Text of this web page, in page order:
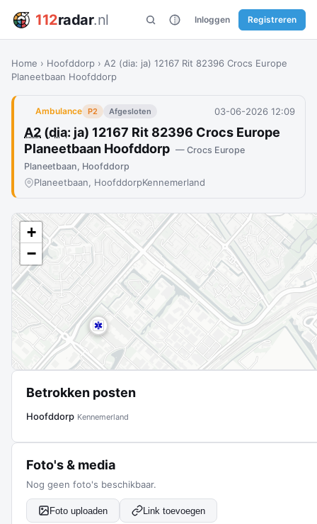
112radar.nl Inloggen Registreren
Home › Hoofddorp › A2 (dia: ja) 12167 Rit 82396 Crocs Europe
Planeetbaan Hoofddorp
Ambulance P2 Afgesloten 03-06-2026 12:09
A2 (dia: ja) 12167 Rit 82396 Crocs Europe
Planeetbaan Hoofddorp — Crocs Europe
Planeetbaan, Hoofddorp
Planeetbaan, HoofddorpKennemerland
+
−
Betrokken posten
Hoofddorp Kennemerland
Foto's & media
Nog geen foto's beschikbaar.
Foto uploaden Link toevoegen